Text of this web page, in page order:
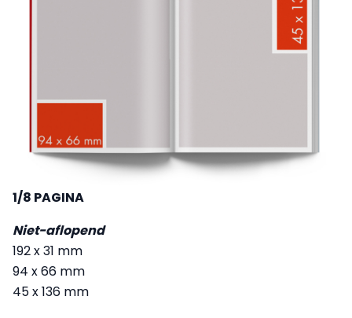
1/8 PAGINA
Niet-aflopend
192 x 31 mm
94 x 66 mm
45 x 136 mm